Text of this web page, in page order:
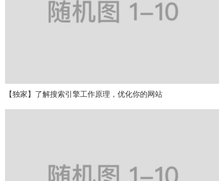
【独家】了解搜索引擎工作原理，优化你的网站